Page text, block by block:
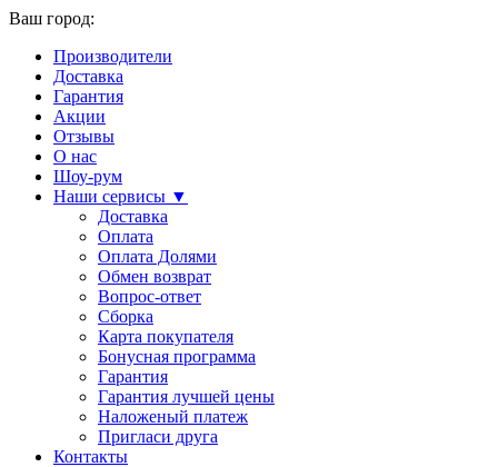
Ваш город:
Производители
Доставка
Гарантия
Акции
Отзывы
О нас
Шоу-рум
Наши сервисы ▼
Доставка
Оплата
Оплата Долями
Обмен возврат
Вопрос-ответ
Сборка
Карта покупателя
Бонусная программа
Гарантия
Гарантия лучшей цены
Наложеный платеж
Пригласи друга
Контакты